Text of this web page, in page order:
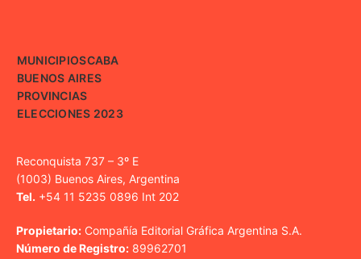
MUNICIPIOSCABA
BUENOS AIRES
PROVINCIAS
ELECCIONES 2023
Reconquista 737 – 3º E
(1003) Buenos Aires, Argentina
Tel. +54 11 5235 0896 Int 202
Propietario: Compañía Editorial Gráfica Argentina S.A.
Número de Registro: 89962701